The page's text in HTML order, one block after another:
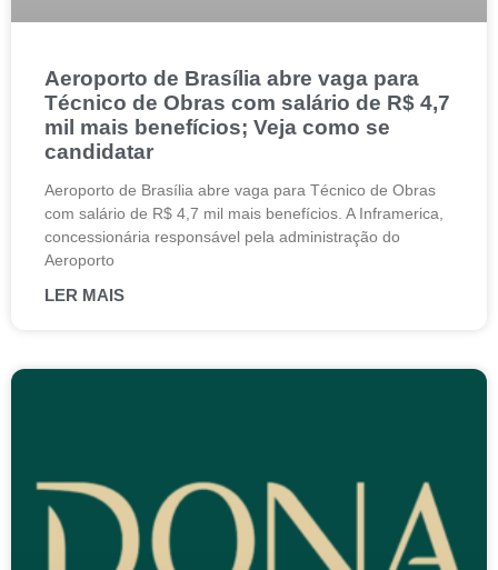
Aeroporto de Brasília abre vaga para
Técnico de Obras com salário de R$ 4,7
mil mais benefícios; Veja como se
candidatar
Aeroporto de Brasília abre vaga para Técnico de Obras
com salário de R$ 4,7 mil mais benefícios. A Inframerica,
concessionária responsável pela administração do
Aeroporto
LER MAIS